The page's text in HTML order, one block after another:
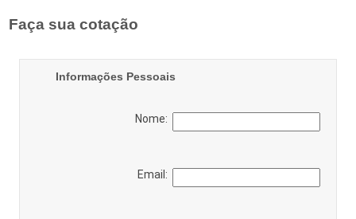
Faça sua cotação
Informações Pessoais
Nome:
Email: